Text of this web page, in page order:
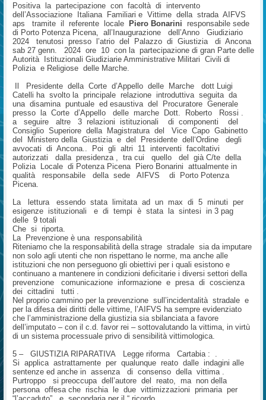
Positiva la partecipazione con facoltà di intervento
dell’Associazione Italiana Familiari e Vittime della strada AIFVS
aps tramite il referente locale Piero Bonarini responsabile sede
di Porto Potenza Picena, all’Inaugurazione dell’Anno Giudiziario
2024 tenutosi presso l’atrio del Palazzo di Giustizia di Ancona
sab 27 genn. 2024 ore 10 con la partecipazione di gran Parte delle
Autorità Istituzionali Giudiziarie Amministrative Militari Civili di
Polizia e Religiose delle Marche.
Il Presidente della Corte d’Appello delle Marche dott Luigi
Catelli ha svolto la principale relazione introduttiva seguita da
una disamina puntuale ed esaustiva del Procuratore Generale
presso la Corte d’Appello delle marche Dott. Roberto Rossi .
a seguire altre 3 relazioni istituzionali di componenti del
Consiglio Superiore della Magistratura del Vice Capo Gabinetto
del Ministero della Giustizia e del Presidente dell‘Ordine degli
avvocati di Ancona.. Poi gli altri 11 interventi facoltativi
autorizzati dalla presidenza , tra cui quello del già C/te della
Polizia Locale di Potenza Picena Piero Bonarini attualmente in
qualità responsabile della sede AIFVS di Porto Potenza
Picena.
La lettura essendo stata limitata ad un max di 5 minuti per
esigenze istituzionali e di tempi è stata la sintesi in 3 pag
delle 9 totali
Che si riporta.
La Prevenzione è una responsabilità
Riteniamo che la responsabilità della strage stradale sia da imputare
non solo agli utenti che non rispettano le norme, ma anche alle
istituzioni che non perseguono gli obiettivi per i quali esistono e
continuano a mantenere in condizioni deficitarie i diversi settori della
prevenzione comunicazione informazione e presa di coscienza
dei cittadini tutti .
Nel proprio cammino per la prevenzione sull’incidentalità stradale e
per la difesa dei diritti delle vittime, l’AIFVS ha sempre evidenziato
che l’amministrazione della giustizia sia sbilanciata a favore
dell’imputato – con il c.d. favor rei – sottovalutando la vittima, in virtù
di un sistema processuale privo di sensibilità vittimologica.
5 – GIUSTIZIA RIPARATIVA Legge riforma Cartabia : .
Si applica astrattamente per qualunque reato dalle indagini alle
sentenze ed anche in assenza di consenso della vittima .
Purtroppo si preoccupa dell’autore del reato, ma non della
persona offesa che rischia le due vittimizzazioni primaria per